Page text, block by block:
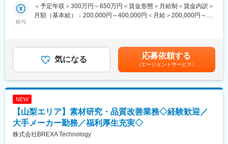
700種以上の研修・資格取得支援など育成環境◎
経験がない方でも現場にフォローできる先輩がいるので、安心し
・卒業後すぐは技術職として働くことはなかったが、ずっとモノ
づくりの仕事がしたかった。
・大好きな車に携わる仕事がしたかった
です。
その中でも、機械・電気・電子・ソフト・化学、生産技術まで幅
広い分野をカバーしているエンジニア集団です。
・機械設計
・回路設計
・CAD補助（モデリング／作図／組図／調整業務）
■具体的な製品／案件イメージ：
扱える製品例
・自動車（EV、自動運転車）
・評価実験、性能試験、車両点検
・CADオペレーター
・自動車部品/家電製品の機械設計補助
給与
＜予定年収＞300万円～650万円＜賃金形態＞月給制＜賃金内訳＞
月額（基本給）：200,000円～400,000円＜月給＞200,000円～
あります。賃金はあくまでも目安の金額であり、選考を通じて上
下する可能性があります。月給(月額)は固定手当を含めた表記で
気になる 応募依頼する
（エージェントサービス）
NEW
【山梨エリア】素材研究・品質改善業務◇経験歓迎／
大手メーカー勤務／福利厚生充実◇
株式会社BREXA Technology